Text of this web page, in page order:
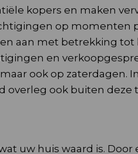
kopers en maken
op momenten
aan met betrekking tot
en
ook op zaterdagen.
ook buiten deze
uw huis waard is. Door